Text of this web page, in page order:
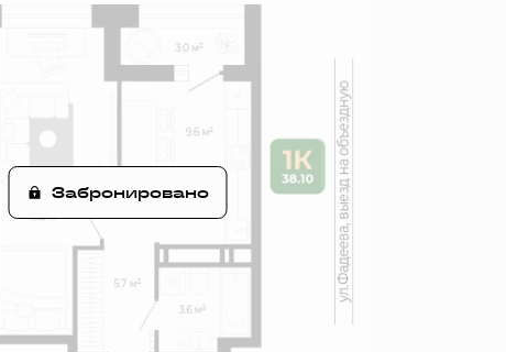
Забронировано